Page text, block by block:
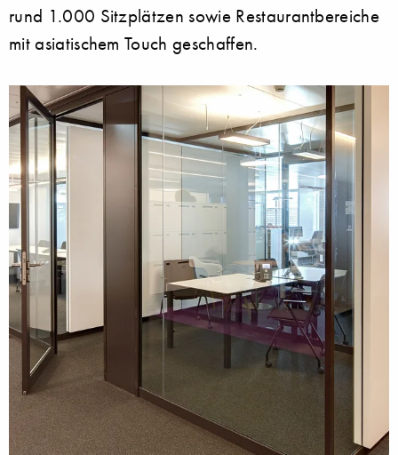
rund 1.000 Sitzplätzen sowie Restaurantbereiche
mit asiatischem Touch geschaffen.